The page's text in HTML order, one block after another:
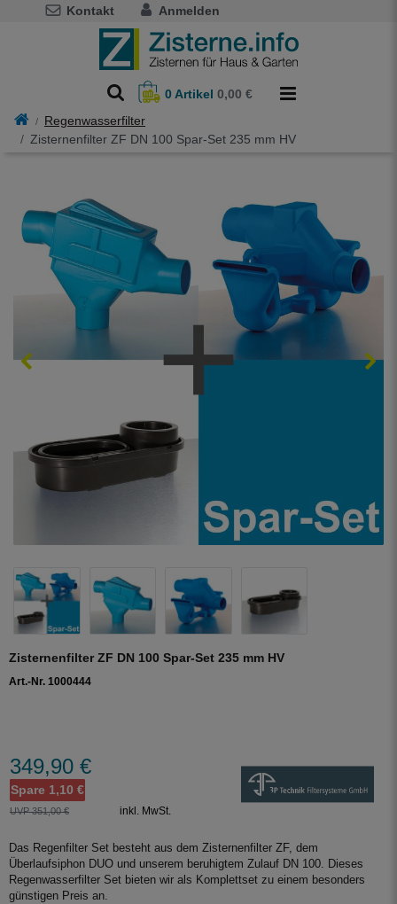
Kontakt Anmelden
0Artikel 0,00 €
Regenwasserfilter
Zisternenfilter ZF DN 100 Spar-Set 235 mm HV
Zisternenfilter ZF DN 100 Spar-Set 235 mm HV
Art.-Nr. 1000444
349,90 €
Spare 1,10 €
UVP 351,00 € inkl. MwSt.
Das Regenfilter Set besteht aus dem Zisternenfilter ZF, dem
Überlaufsiphon DUO und unserem beruhigtem Zulauf DN 100. Dieses
Regenwasserfilter Set bieten wir als Komplettset zu einem besonders
günstigen Preis an.